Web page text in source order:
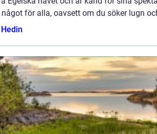
för alla, oavsett om du söker lugn